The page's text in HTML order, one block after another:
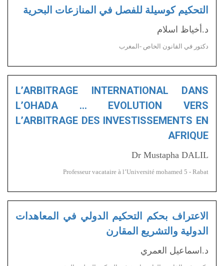
التحكيم كوسيلة للفصل في المنازعات البحرية
د.أخياظ اسلام
دكتور في القانون الخاص -المغرب
L’ARBITRAGE INTERNATIONAL DANS
L’OHADA … EVOLUTION VERS
L’ARBITRAGE DES INVESTISSEMENTS EN
AFRIQUE
Dr Mustapha DALIL
Professeur vacataire à l’Université mohamed 5 - Rabat
الاعتراف بحكم التحكيم الدولي في المعاهدات
الدولية والتشريع المقارن
د.اسماعيل العمري